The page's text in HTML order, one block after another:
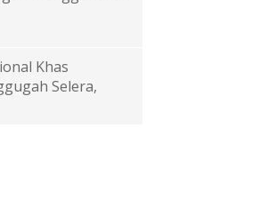
Khas
Selera,